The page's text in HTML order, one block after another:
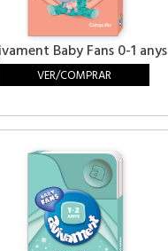
Baby Fans 0-1 anys
VER/COMPRAR